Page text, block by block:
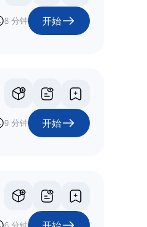
8 分钟 开始
9 分钟 开始